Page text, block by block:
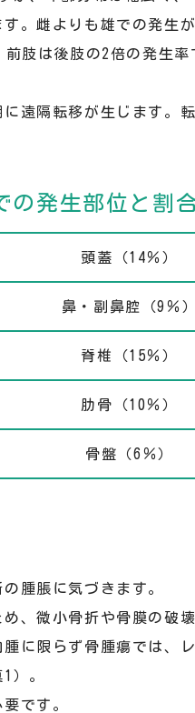
。雌よりも雄での発生
肢は後肢の2倍の発生
遠隔転移が生じます。
の発生部位と割
頭蓋（14％）
鼻・副鼻腔（9％）
脊椎（15％）
肋骨（10％）
骨盤（6％）
腫脹に気づきます。
、微小骨折や骨膜の破
に限らず骨腫瘍では、
）。
です。